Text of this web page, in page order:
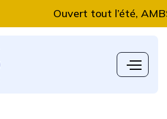
Ouvert tout l’été, AMBS